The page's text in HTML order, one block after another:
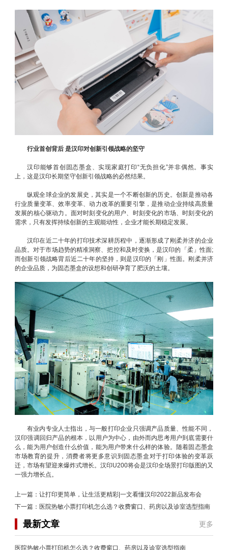
行业首创背后 是汉印对创新引领战略的坚守
汉印能够首创固态墨盒、实现家庭打印“无负担化”并非偶然。事实
上，这是汉印长期坚守创新引领战略的必然结果。
纵观全球企业的发展史，其实是一个不断创新的历史。创新是推动各
行业质量变革、效率变革、动力改革的重要引擎，是推动企业持续高质量
发展的核心驱动力。面对时刻变化的用户、时刻变化的市场、时刻变化的
需求，只有发挥持续创新的主观能动性，企业才能长期稳定发展。
汉印在近二十年的打印技术深耕历程中，逐渐形成了刚柔并济的企业
品质。对于市场趋势的精准洞察、把控和及时变换，是汉印的「柔」性面;
而创新引领战略背后近二十年的坚持，则是汉印的「刚」性面。刚柔并济
的企业品质，为固态墨盒的设想和创研孕育了肥沃的土壤。
有业内专业人士指出，与一般打印企业只强调产品质量、性能不同，
汉印强调回归产品的根本，以用户为中心，由外而内思考用户到底需要什
么，能为用户创造什么价值，能为用户带来什么样的体验。随着固态墨盒
市场教育的提升，消费者将更多意识到固态墨盒对于打印体验的变革跃
迁，市场有望迎来爆炸式增长。汉印U200将会是汉印全场景打印版图的又
一强力增长点。
上一篇： 让打印更简单，让生活更精彩|一文看懂汉印2022新品发布会
下一篇： 医院热敏小票打印机怎么选？收费窗口、药房以及诊室选型指南
最新文章 更多
医院热敏小票打印机怎么选？收费窗口、药房以及诊室选型指南